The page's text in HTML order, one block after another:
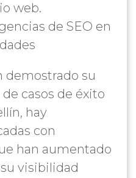
web.
de SEO en
demostrado su
casos de éxito
hay
con
han aumentado
visibilidad